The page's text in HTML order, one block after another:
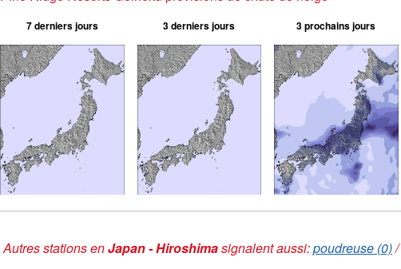
7 derniers jours 3 derniers jours 3 prochains jours
Autres stations enJapan - Hiroshimasignalent aussi:poudreuse (0)/